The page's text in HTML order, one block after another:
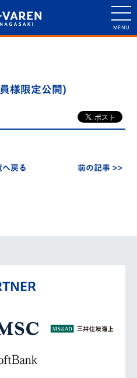
様限定公開)
へ戻る 前の記事 >>